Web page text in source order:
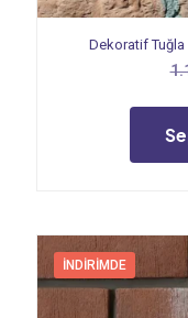
Dekoratif Tuğla
İNDIRIMDE